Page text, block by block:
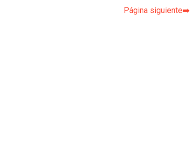
Página siguiente➡️